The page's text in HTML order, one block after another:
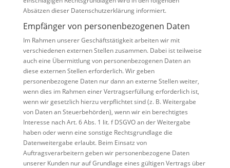
Absätzen dieser Datenschutzerklärung informiert.
Empfänger von personenbezogenen Daten
Im Rahmen unserer Geschäftstätigkeit arbeiten wir mit
verschiedenen externen Stellen zusammen. Dabei ist teilweise
auch eine Übermittlung von personenbezogenen Daten an
diese externen Stellen erforderlich. Wir geben
personenbezogene Daten nur dann an externe Stellen weiter,
wenn dies im Rahmen einer Vertragserfüllung erforderlich ist,
wenn wir gesetzlich hierzu verpflichtet sind (z. B. Weitergabe
von Daten an Steuerbehörden), wenn wir ein berechtigtes
Interesse nach Art. 6 Abs. 1 lit. f DSGVO an der Weitergabe
haben oder wenn eine sonstige Rechtsgrundlage die
Datenweitergabe erlaubt. Beim Einsatz von
Auftragsverarbeitern geben wir personenbezogene Daten
unserer Kunden nur auf Grundlage eines gültigen Vertrags über